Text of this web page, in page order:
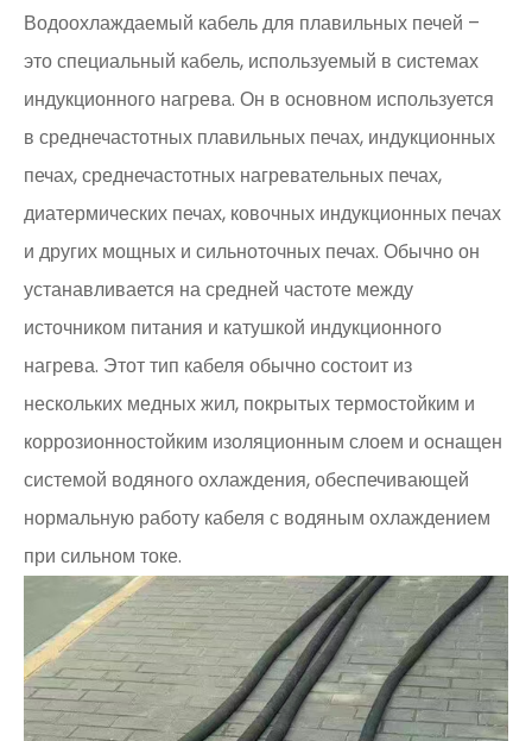
Водоохлаждаемый кабель для плавильных печей –
это специальный кабель, используемый в системах
индукционного нагрева. Он в основном используется
в среднечастотных плавильных печах, индукционных
печах, среднечастотных нагревательных печах,
диатермических печах, ковочных индукционных печах
и других мощных и сильноточных печах. Обычно он
устанавливается на средней частоте между
источником питания и катушкой индукционного
нагрева. Этот тип кабеля обычно состоит из
нескольких медных жил, покрытых термостойким и
коррозионностойким изоляционным слоем и оснащен
системой водяного охлаждения, обеспечивающей
нормальную работу кабеля с водяным охлаждением
при сильном токе.